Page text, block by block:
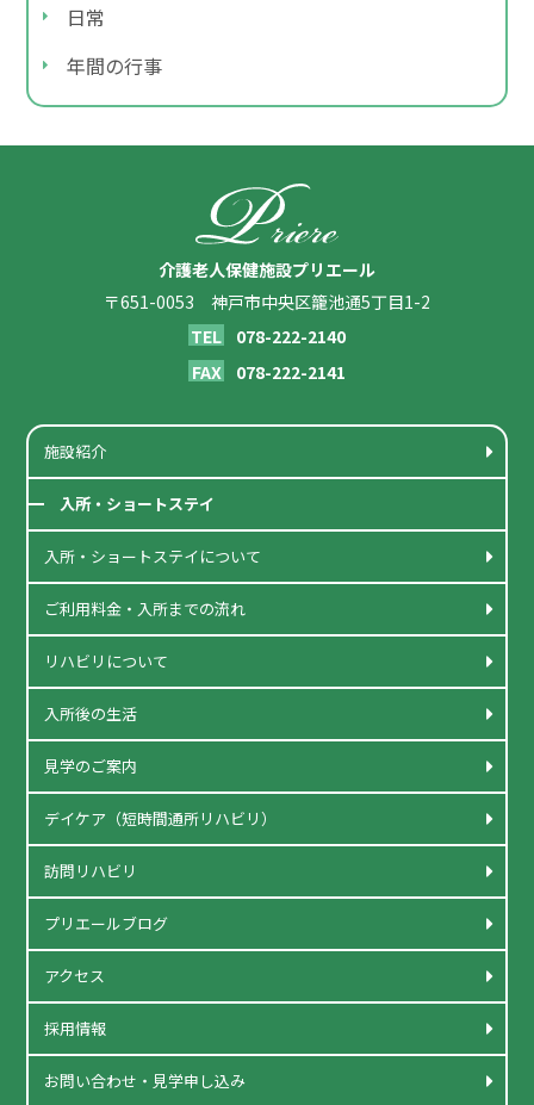
日常
年間の行事
介護老人保健施設プリエール
〒651-0053 神戸市中央区籠池通5丁目1-2
TEL
078-222-2140
FAX
078-222-2141
施設紹介
入所・ショートステイ
入所・ショートステイについて
ご利用料金・入所までの流れ
リハビリについて
入所後の生活
見学のご案内
デイケア（短時間通所リハビリ）
訪問リハビリ
プリエールブログ
アクセス
採用情報
お問い合わせ・見学申し込み